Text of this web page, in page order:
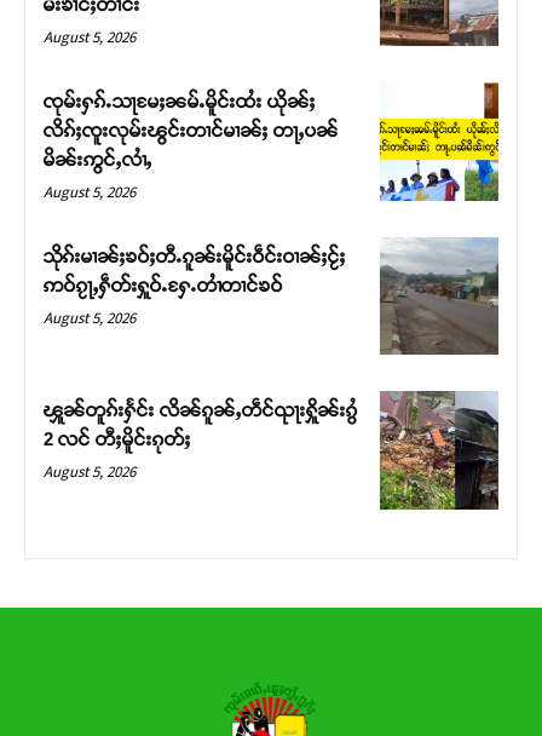
မ်းၶၢင်ႈတၢင်း
August 5, 2026
ၸုမ်းႁၵ်ႉသႃမႄႈၼမ်ႉမိူင်းထႆး ယိုၼ်ႈ
လိၵ်ႈၸူးလုမ်းၽွင်းတၢင်မၢၼ်ႈ တႃႇပၼ်
မိၼ်းဢွင်ႇလၢႆႇ
August 5, 2026
သိုၵ်းမၢၼ်ႈၶဝ်ႈတီႉၵူၼ်းမိူင်းဝဵင်းဝၢၼ်ႈငႂ်ႈ
ဢဝ်ၵႂႃႇႁဵတ်းႁူဝ်ႉႁႄႉတၢႆတၢင်ၶဝ်
August 5, 2026
ၾူၼ်တူၵ်းႁႅင်း လိၼ်ၵူၼ်ႇတဵင်ၺႃးႁိူၼ်းၵွႆ
2 လင် တီႈမိူင်းၵုတ်ႈ
August 5, 2026